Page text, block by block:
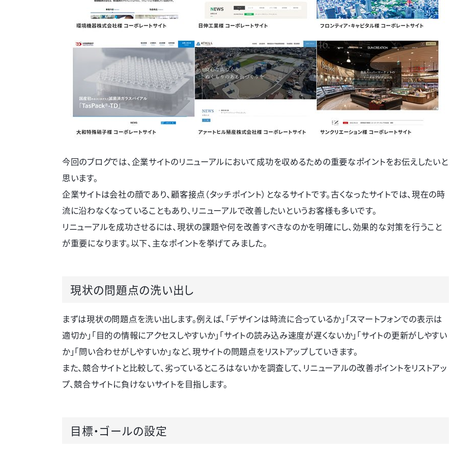
今回のブログでは、企業サイトのリニューアルにおいて成功を収めるための重要なポイントをお伝えしたいと
思います。
企業サイトは会社の顔であり、顧客接点（タッチポイント）となるサイトです。古くなったサイトでは、現在の時
流に沿わなくなっていることもあり、リニューアルで改善したいというお客様も多いです。
リニューアルを成功させるには、現状の課題や何を改善すべきなのかを明確にし、効果的な対策を行うこと
が重要になります。以下、主なポイントを挙げてみました。
現状の問題点の洗い出し
まずは現状の問題点を洗い出します。例えば、「デザインは時流に合っているか」「スマートフォンでの表示は
適切か」「目的の情報にアクセスしやすいか」「サイトの読み込み速度が遅くないか」「サイトの更新がしやすい
か」「問い合わせがしやすいか」など、現サイトの問題点をリストアップしていきます。
また、競合サイトと比較して、劣っているところはないかを調査して、リニューアルの改善ポイントをリストアッ
プ、競合サイトに負けないサイトを目指します。
目標・ゴールの設定